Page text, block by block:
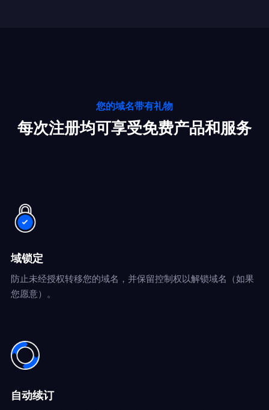
您的域名带有礼物
每次注册均可享受免费产品和服务
域锁定
防止未经授权转移您的域名，并保留控制权以解锁域名（如果
您愿意）。
自动续订